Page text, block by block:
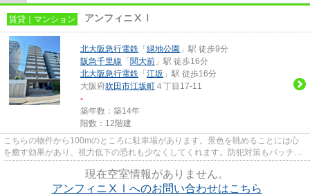
賃貸｜マンション アンフィニⅩⅠ
北大阪急行電鉄 「 緑地公園 」駅 徒歩9分
阪急千里線 「 関大前 」駅 徒歩16分
北大阪急行電鉄 「 江坂 」駅 徒歩16分
大阪府吹田市江坂町 ４丁目17-11
-
築年数：築14年
階数：12階建
こちらの物件から100mのところに駐車場があります。景色を眺めることには心
を癒す効果があり、視力低下の恐れも少なくしてくれます。防犯対策もバッチリ
現在空室情報がありません。
アンフィニⅩⅠへのお問い合わせはこちら